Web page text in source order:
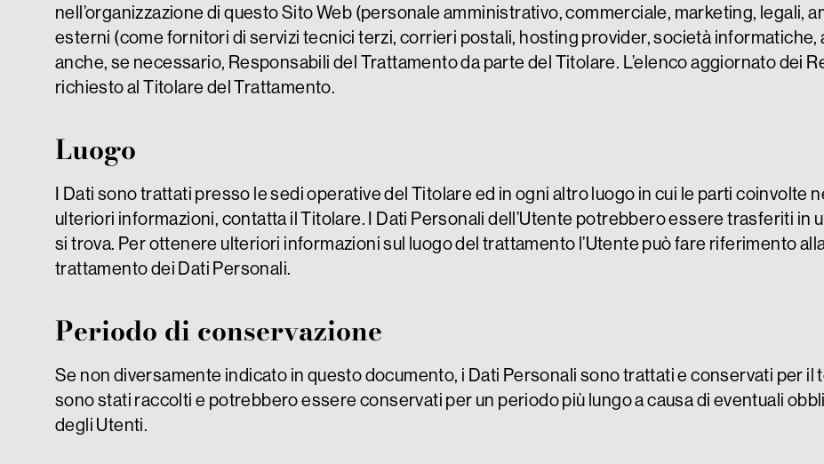
nell’organizzazione di questo Sito Web (personale amministrativo, commerciale, marketing, legali,
esterni (come fornitori di servizi tecnici terzi, corrieri postali, hosting provider, società informatiche,
anche, se necessario, Responsabili del Trattamento da parte del Titolare. L’elenco aggiornato dei
richiesto al Titolare del Trattamento.
Luogo
I Dati sono trattati presso le sedi operative del Titolare ed in ogni altro luogo in cui le parti coinvolte
ulteriori informazioni, contatta il Titolare. I Dati Personali dell’Utente potrebbero essere trasferiti in
si trova. Per ottenere ulteriori informazioni sul luogo del trattamento l’Utente può fare riferimento
trattamento dei Dati Personali.
Periodo di conservazione
Se non diversamente indicato in questo documento, i Dati Personali sono trattati e conservati per il
sono stati raccolti e potrebbero essere conservati per un periodo più lungo a causa di eventuali
degli Utenti.